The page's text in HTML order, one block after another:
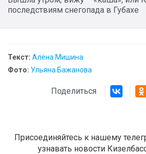
последствиям снегопада в Губахе
Текст: Алёна Мишина
Фото: Ульяна Бажанова
Поделиться
Присоединяйтесь к нашему
узнавать новости